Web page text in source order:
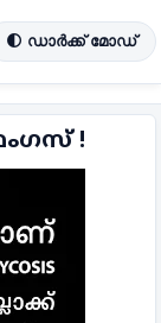
🌓 ഡാർക്ക് മോഡ്
!